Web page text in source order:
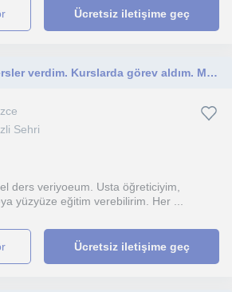
Ücretsiz iletişime geç
Uzun seneler özel dersler verdim. Kurslarda görev aldım. Milli eğitimde ücretli öğretmenlik yaptım. Tecrübeliyim. Her gruba yöneli
Sehri
ders veriyoeum. Usta öğreticiyim,
yüzyüze eğitim verebilirim. Her ...
Ücretsiz iletişime geç